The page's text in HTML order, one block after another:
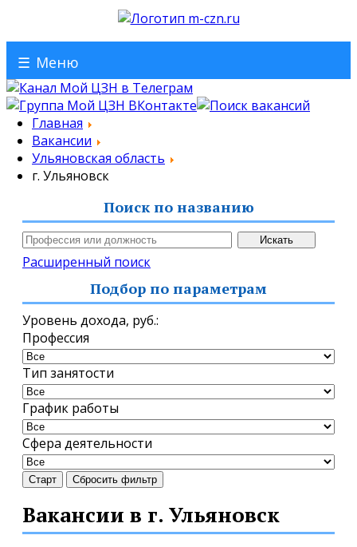
☰ Меню
Главная
Вакансии
Ульяновская область
г. Ульяновск
Поиск по названию
Расширенный поиск
Подбор по параметрам
Уровень дохода, руб.:
Профессия
Тип занятости
График работы
Сфера деятельности
Старт Сбросить фильтр
Вакансии в г. Ульяновск